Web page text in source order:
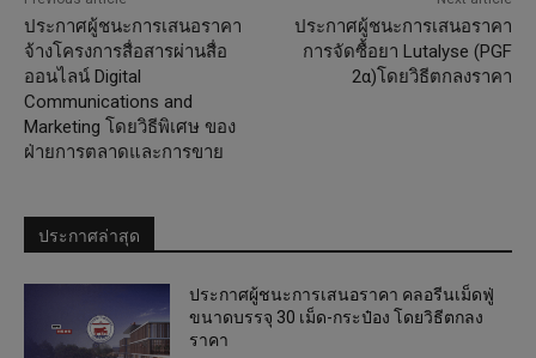
ประกาศผู้ชนะการเสนอราคา
จ้างโครงการสื่อสารผ่านสื่อ
ออนไลน์ Digital
Communications and
Marketing โดยวิธีพิเศษ ของ
ฝ่ายการตลาดและการขาย
ประกาศผู้ชนะการเสนอราคา
การจัดซื้อยา Lutalyse (PGF
2α)โดยวิธีตกลงราคา
ประกาศล่าสุด
ประกาศผู้ชนะการเสนอราคา คลอรีนเม็ดฟู่
ขนาดบรรจุ 30 เม็ด-กระป๋อง โดยวิธีตกลง
ราคา